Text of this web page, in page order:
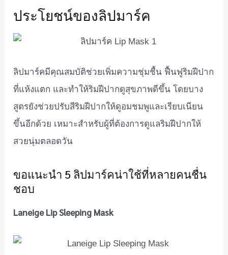
ประโยชน์ของลิปมาร์ค
ลิปมาร์คมีคุณสมบัติช่วยเพิ่มความชุ่มชื้น ฟื้นฟูริมฝีปาก
ที่แห้งแตก และทำให้ริมฝีปากดูสุขภาพดีขึ้น โดยบาง
สูตรยังช่วยปรับสีริมฝีปากให้ดูอมชมพูและเรียบเนียน
ขึ้นอีกด้วย เหมาะสำหรับผู้ที่ต้องการดูแลริมฝีปากให้
สวยนุ่มตลอดวัน
ขอแนะนำ 5 ลิปมาร์คน่าใช้ที่หลายคนชื่น
ชอบ
Laneige Lip Sleeping Mask